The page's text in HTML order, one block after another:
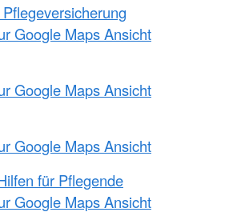
Google Maps Ansicht
Google Maps Ansicht
Google Maps Ansicht
für Pflegende
Google Maps Ansicht